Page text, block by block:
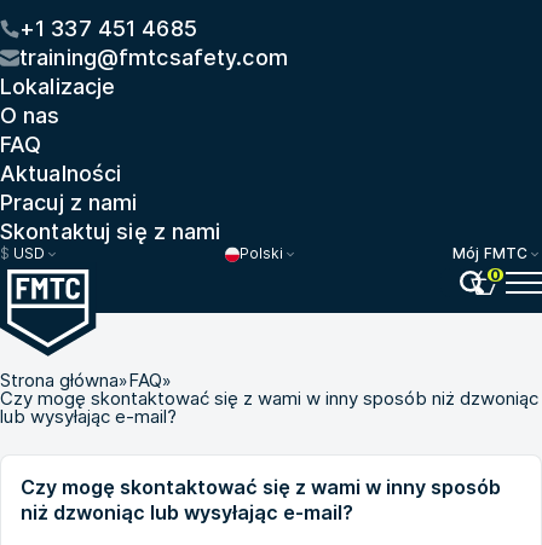
+1 337 451 4685
training@fmtcsafety.com
Lokalizacje
O nas
FAQ
Aktualności
Pracuj z nami
Skontaktuj się z nami
$ USD Polski
Mój FMTC
0
Strona główna»FAQ»
Czy mogę skontaktować się z wami w inny sposób niż dzwoniąc
lub wysyłając e-mail?
Czy mogę skontaktować się z wami w inny sposób
niż dzwoniąc lub wysyłając e-mail?